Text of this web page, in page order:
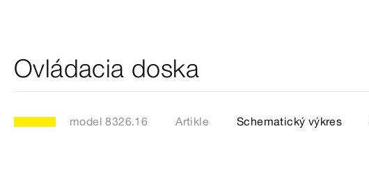
Ovládacia doska
model 8326.16 Artikle Schematický výkres